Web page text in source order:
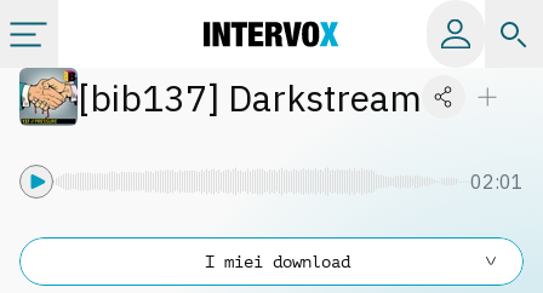
Categorie
Album
[bib137] Darkstream
02:01
I miei download